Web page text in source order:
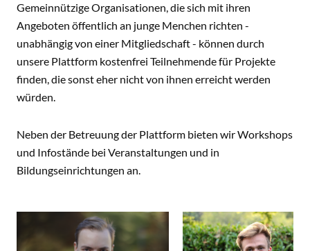
Gemeinnützige Organisationen, die sich mit ihren
Angeboten öffentlich an junge Menchen richten -
unabhängig von einer Mitgliedschaft - können durch
unsere Plattform kostenfrei Teilnehmende für Projekte
finden, die sonst eher nicht von ihnen erreicht werden
würden.
Neben der Betreuung der Plattform bieten wir Workshops
und Infostände bei Veranstaltungen und in
Bildungseinrichtungen an.